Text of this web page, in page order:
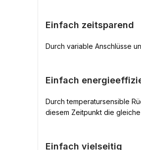
Einfach zeitsparend
Durch variable Anschlüsse
Einfach
Durch temperatursensible
diesem Zeitpunkt die
Einfach vielseitig